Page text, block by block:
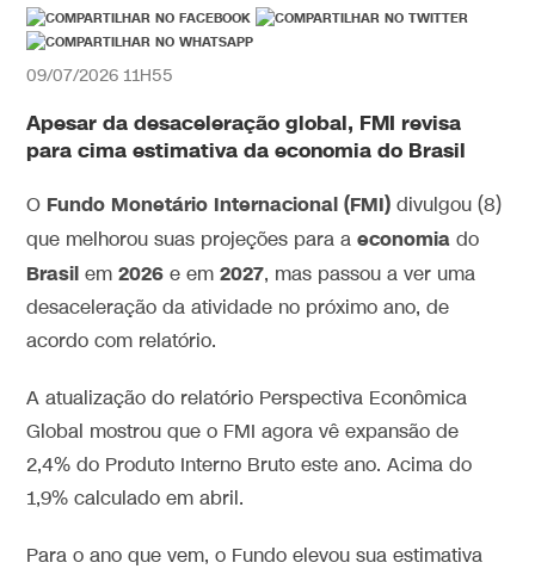
09/07/2026 11H55
Apesar da desaceleração global, FMI revisa
para cima estimativa da economia do Brasil
O Fundo Monetário Internacional (FMI) divulgou (8)
que melhorou suas projeções para aeconomia do
Brasil em2026 e em2027, mas passou a ver uma
desaceleração da atividade no próximo ano, de
acordo com relatório.
A atualização do relatório Perspectiva Econômica
Global mostrou que o FMI agora vê expansão de
2,4% do Produto Interno Bruto este ano. Acima do
1,9% calculado em abril.
Para o ano que vem, o Fundo elevou sua estimativa